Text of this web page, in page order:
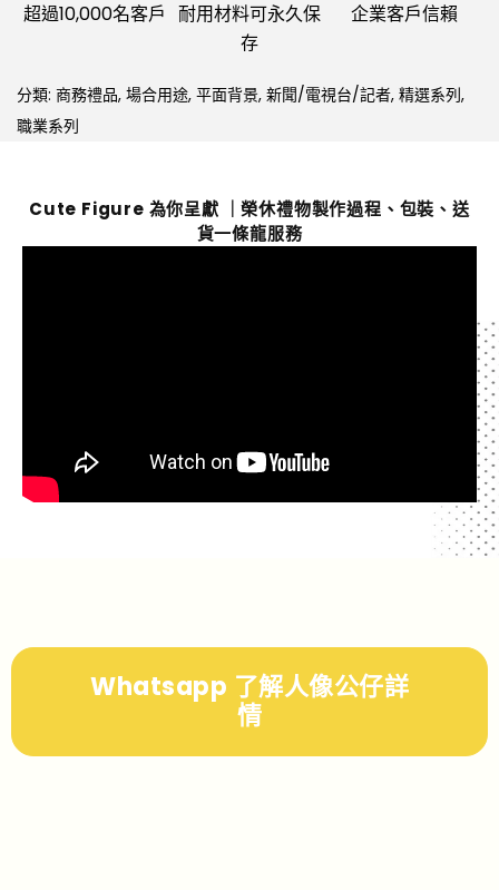
超過10,000名客戶 耐用材料可永久保
存
企業客戶信賴
分類: 商務禮品, 場合用途, 平面背景, 新聞/電視台/記者, 精選系列,
職業系列
Cute Figure 為你呈獻 ｜榮休禮物製作過程、包裝、送
貨一條龍服務
Whatsapp 了解人像公仔詳
情